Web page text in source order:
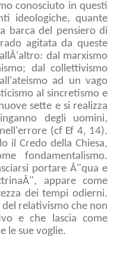
conosciuto in questi
ideologiche, quante
barca del pensiero di
agitata da queste
dal marxismo
dal collettivismo
ad un vago
al sincretismo e
sette e si realizza
degli uomini,
(cf Ef 4, 14).
il Credo della Chiesa,
fondamentalismo.
portare Â"qua e
appare come
dei tempi odierni.
relativismo che non
e che lascia come
le sue voglie.